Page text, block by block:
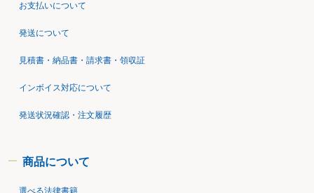
お支払いについて
発送について
見積書・納品書・請求書・領収証
インボイス対応について
発送状況確認・注文履歴
商品について
選べる法律書籍